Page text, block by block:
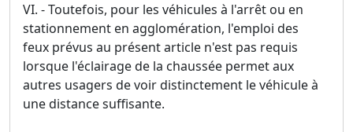
VI. - Toutefois, pour les véhicules à l'arrêt ou en
stationnement en agglomération, l'emploi des
feux prévus au présent article n'est pas requis
lorsque l'éclairage de la chaussée permet aux
autres usagers de voir distinctement le véhicule à
une distance suffisante.